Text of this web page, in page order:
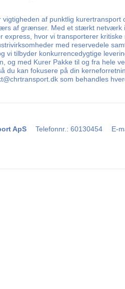
af punktlig
af grænser. Med et stærkt
hvor vi transporterer
med reservedele
vi tilbyder konkurrencedygtige
og med Kurer Pakke til og fra
kan fokusere på din
som behandles
ApS Telefonnr. : 60130454 E-